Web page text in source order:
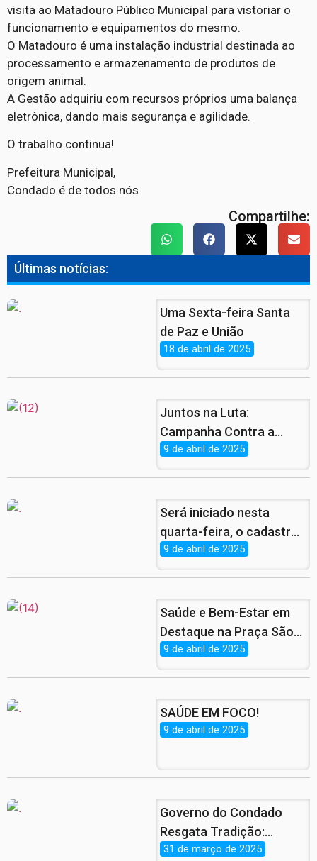
visita ao Matadouro Público Municipal para vistoriar o
funcionamento e equipamentos do mesmo.
O Matadouro é uma instalação industrial destinada ao
processamento e armazenamento de produtos de
origem animal.
A Gestão adquiriu com recursos próprios uma balança
eletrônica, dando mais segurança e agilidade.
O trabalho continua!
Prefeitura Municipal,
Condado é de todos nós
Compartilhe:
Últimas notícias:
Uma Sexta-feira Santa
de Paz e União
18 de abril de 2025
Juntos na Luta:
Campanha Contra a
Violência à Mulher Ganha
9 de abril de 2025
Será iniciado nesta
quarta-feira, o cadastro
para o Programa Peixe
9 de abril de 2025
Saúde e Bem-Estar em
Destaque na Praça São
Cristóvão em
9 de abril de 2025
SAÚDE EM FOCO!
9 de abril de 2025
Governo do Condado
Resgata Tradição:
Entrega de Peixe da
31 de março de 2025